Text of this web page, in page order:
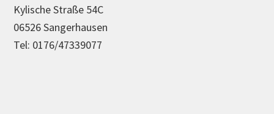
Kylische Straße 54C
06526 Sangerhausen
Tel: 0176/47339077